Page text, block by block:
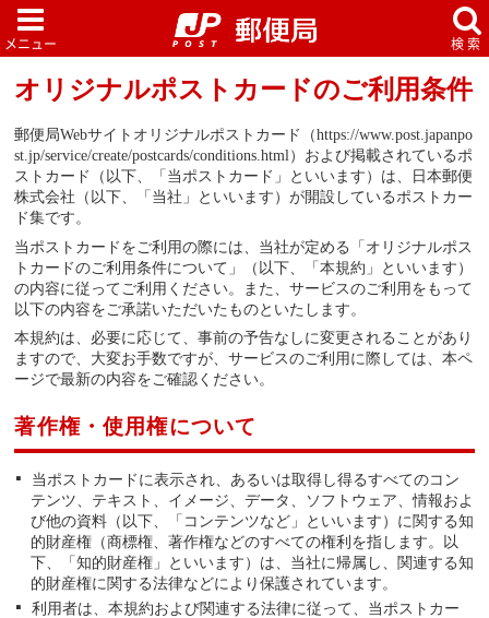
オリジナルポストカードのご利用条件
郵便局Webサイトオリジナルポストカード（https://www.post.japanpo
st.jp/service/create/postcards/conditions.html）および掲載されているポ
ストカード（以下、「当ポストカード」といいます）は、日本郵便
株式会社（以下、「当社」といいます）が開設しているポストカー
ド集です。
当ポストカードをご利用の際には、当社が定める「オリジナルポス
トカードのご利用条件について」（以下、「本規約」といいます）
の内容に従ってご利用ください。また、サービスのご利用をもって
以下の内容をご承諾いただいたものといたします。
本規約は、必要に応じて、事前の予告なしに変更されることがあり
ますので、大変お手数ですが、サービスのご利用に際しては、本ペ
ージで最新の内容をご確認ください。
著作権・使用権について
当ポストカードに表示され、あるいは取得し得るすべてのコン
テンツ、テキスト、イメージ、データ、ソフトウェア、情報およ
び他の資料（以下、「コンテンツなど」といいます）に関する知
的財産権（商標権、著作権などのすべての権利を指します。以
下、「知的財産権」といいます）は、当社に帰属し、関連する知
的財産権に関する法律などにより保護されています。
利用者は、本規約および関連する法律に従って、当ポストカー